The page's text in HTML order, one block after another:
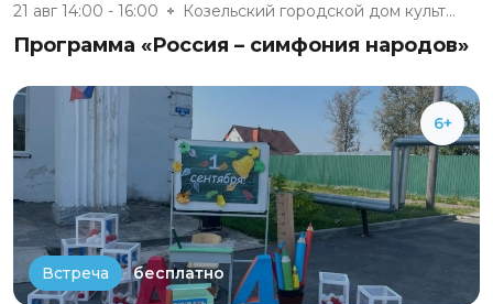
21 авг 14:00 - 16:00 Козельский городской дом культ...
Программа «Россия – симфония народов»
6+
Встреча бесплатно